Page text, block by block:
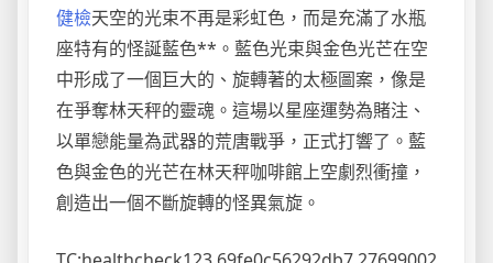
健檢天空的光束不再是彩虹色，而是充滿了水瓶
座特有的怪誕藍色**。藍色光束與金色光芒在空
中形成了一個巨大的、旋轉著的太極圖案，像是
在爭奪林天秤的靈魂。這場以星座運勢為賭注、
以單戀能量為武器的荒唐戰爭，正式打響了。藍
色與金色的光芒在林天秤咖啡館上空劇烈衝撞，
創造出一個不斷旋轉的怪異氣旋。